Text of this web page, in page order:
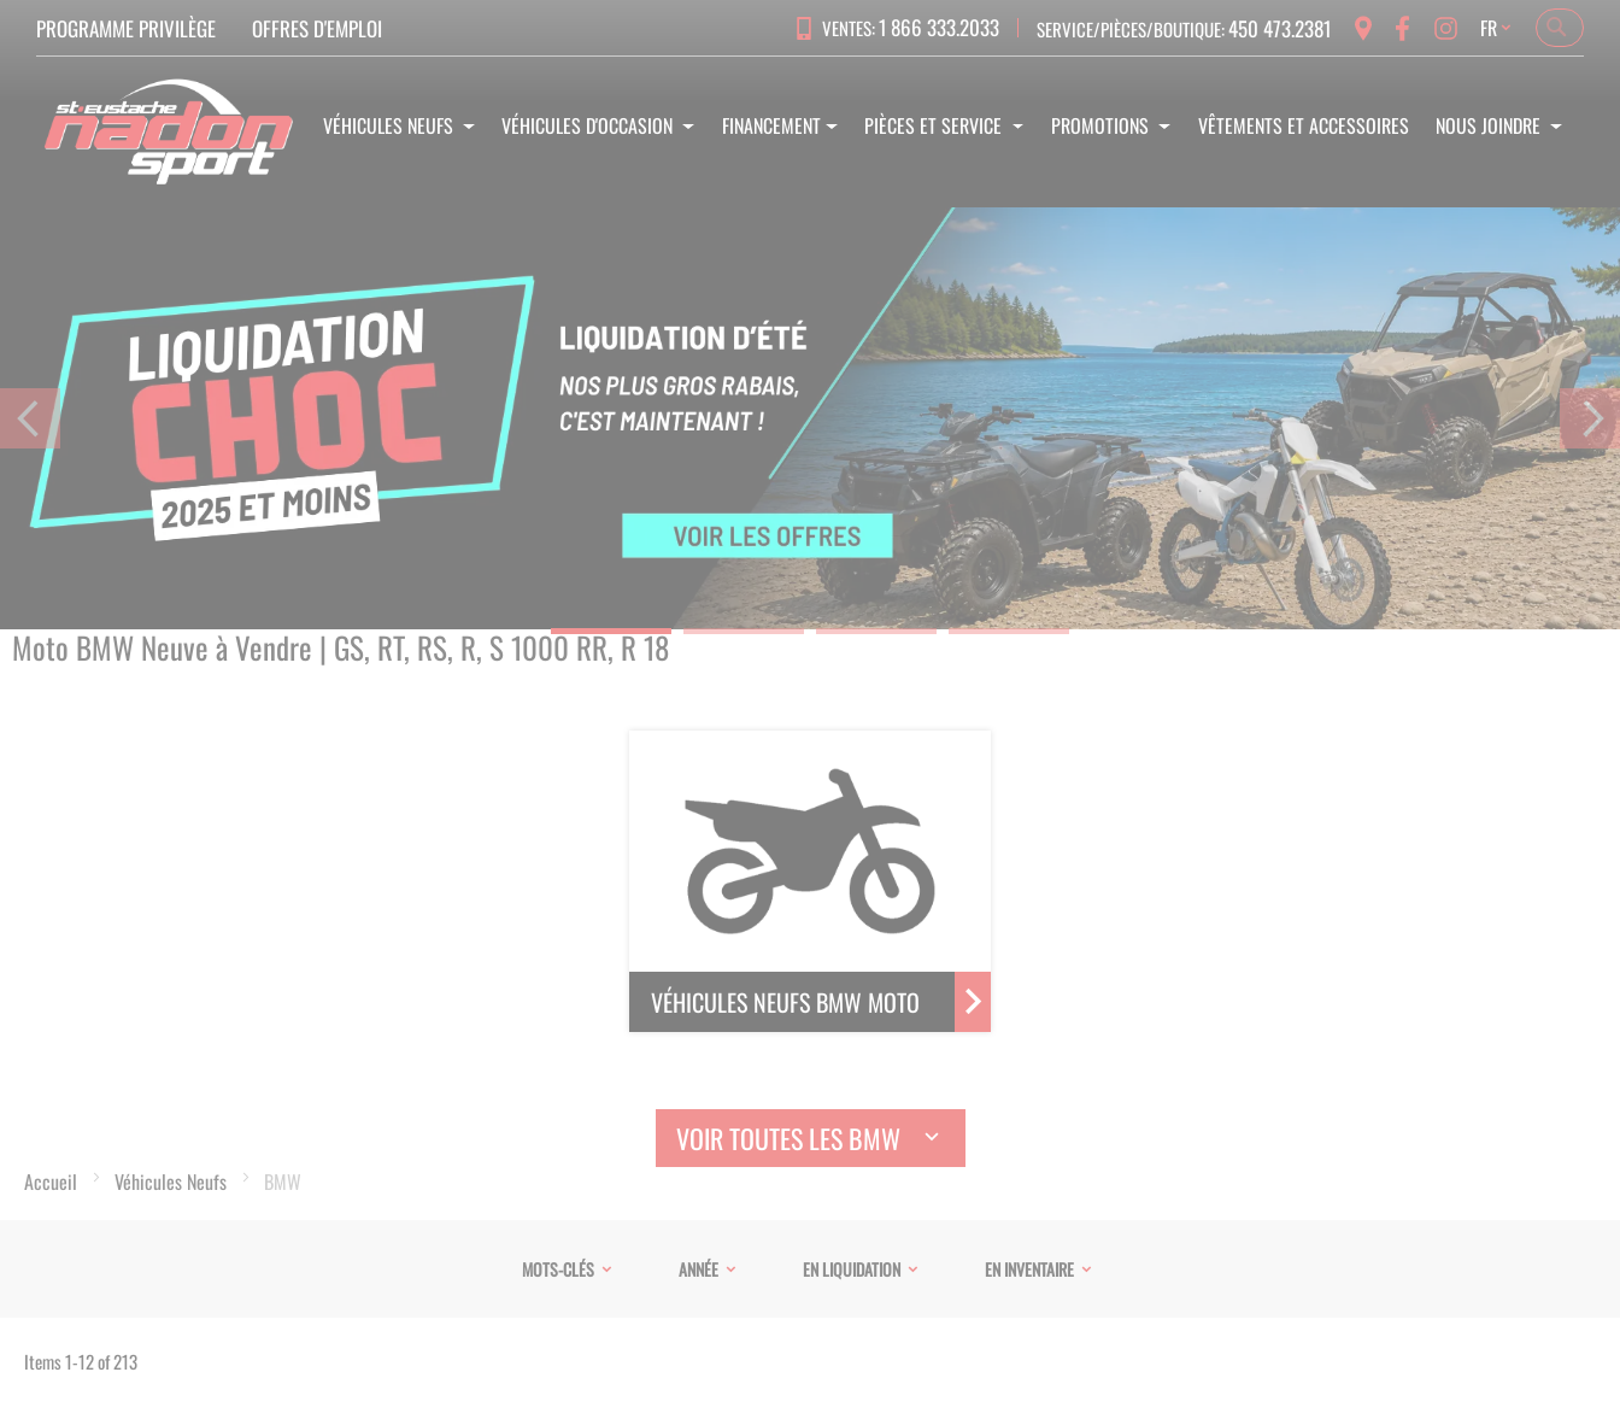
PROGRAMME PRIVILÈGE OFFRES D'EMPLOI VENTES:1 866 333.2033 SERVICE/PIÈCES/BOUTIQUE:450 473.2381
Search
Search
Language
FR
VÉHICULES NEUFS VÉHICULES D'OCCASION FINANCEMENT PIÈCES ET SERVICE PROMOTIONS VÊTEMENTS ET ACCESSOIRES NOUS JOINDRE
Moto BMW Neuve à Vendre | GS, RT, RS, R, S 1000 RR, R 18
VÉHICULES NEUFS BMW MOTO
VOIR TOUTES LES BMW
Accueil Véhicules Neufs BMW
MOTS-CLÉS ANNÉE EN LIQUIDATION EN INVENTAIRE
Items1-12of213